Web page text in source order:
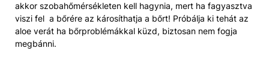
akkor szobahőmérsékleten kell hagynia, mert ha fagyasztva
viszi fel a bőrére az károsíthatja a bőrt! Próbálja ki tehát az
aloe verát ha bőrproblémákkal küzd, biztosan nem fogja
megbánni.